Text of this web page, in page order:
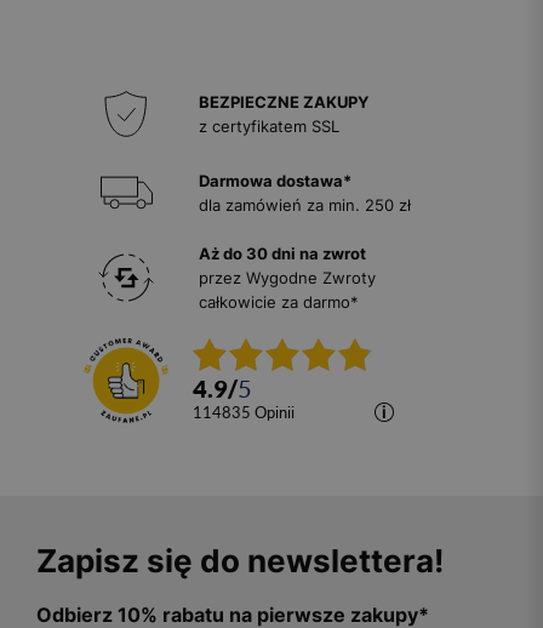
BEZPIECZNE ZAKUPY
z certyfikatem SSL
Darmowa dostawa*
dla zamówień za min. 250 zł
Aż do 30 dni na zwrot
przez Wygodne Zwroty
całkowicie za darmo*
4.9/5
114835 opinii
Zapisz się do newslettera!
Odbierz 10% rabatu na pierwsze zakupy*